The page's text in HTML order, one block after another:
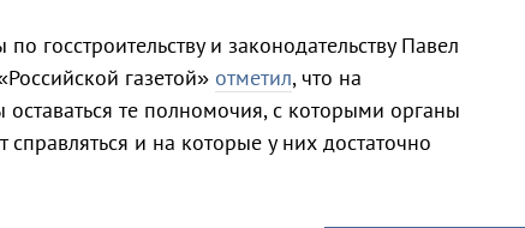
госстроительству и законодательству Павел
газетой» отметил, что на
те полномочия, с которыми органы
и на которые у них достаточно